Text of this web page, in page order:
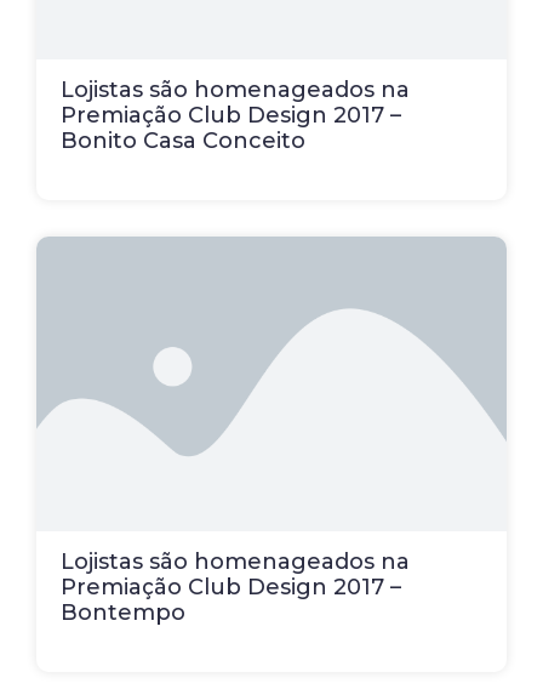
Lojistas são homenageados na
Premiação Club Design 2017 –
Bonito Casa Conceito
Lojistas são homenageados na
Premiação Club Design 2017 –
Bontempo